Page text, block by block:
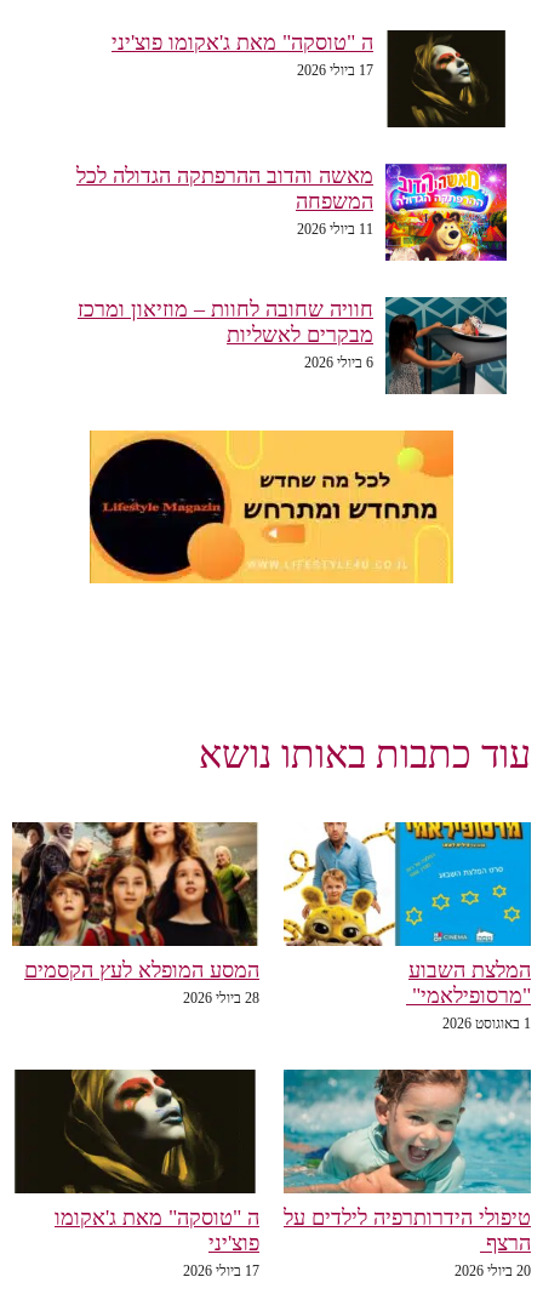
ה "טוסקה" מאת ג'אקומו פוצ'יני
17 ביולי 2026
מאשה והדוב ההרפתקה הגדולה לכל
המשפחה
11 ביולי 2026
חוויה שחובה לחוות – מוזיאון ומרכז
מבקרים לאשליות
6 ביולי 2026
עוד כתבות באותו נושא
המלצת השבוע
"מרסופילאמי"
1 באוגוסט 2026
המסע המופלא לעץ הקסמים
28 ביולי 2026
טיפולי הידרותרפיה לילדים על
הרצף
20 ביולי 2026
ה "טוסקה" מאת ג'אקומו
פוצ'יני
17 ביולי 2026